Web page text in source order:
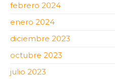
febrero 2024
enero 2024
diciembre 2023
octubre 2023
julio 2023